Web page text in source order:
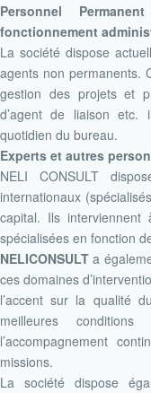
Personnel
fonctionnement
La société dispose
agents non permanents.
gestion des projets et
d’agent de liaison etc.
quotidien du bureau.
Experts et autres
NELI CONSULT
internationaux
capital. Ils
spécialisées en fonction
NELICONSULTa
ces domaines
l’accent sur la qualité
meilleures
l’accompagnement
missions.
La société dispose